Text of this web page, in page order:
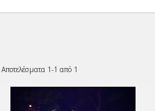
Αποτελέσματα 1-1 από 1